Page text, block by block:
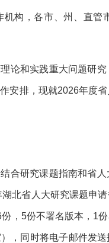
构，各市、州、直管
论和实践重大问题研
安排，现就2026年度
合研究课题指南和省
北省人大研究课题申
，5份不署名版本，1
，同时将电子邮件发送